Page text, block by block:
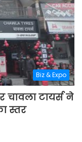
Biz & Expo
टायर्स ने
स्तर